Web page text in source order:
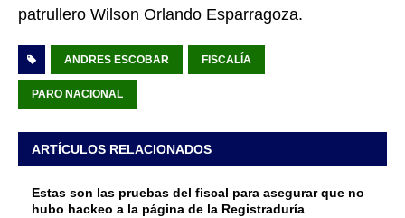
patrullero Wilson Orlando Esparragoza.
ANDRES ESCOBAR FISCALÍA
PARO NACIONAL
ARTÍCULOS RELACIONADOS
Estas son las pruebas del fiscal para asegurar que no
hubo hackeo a la página de la Registraduría